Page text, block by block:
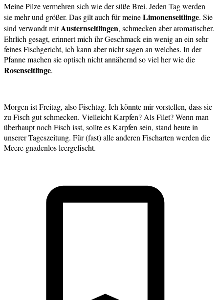
Meine Pilze vermehren sich wie der süße Brei. Jeden Tag werden
sie mehr und größer. Das gilt auch für meineLimonenseitlinge. Sie
sind verwandt mitAusternseitlingen, schmecken aber aromatischer.
Ehrlich gesagt, erinnert mich ihr Geschmack ein wenig an ein sehr
feines Fischgericht, ich kann aber nicht sagen an welches. In der
Pfanne machen sie optisch nicht annähernd so viel her wie die
Rosenseitlinge.
Morgen ist Freitag, also Fischtag. Ich könnte mir vorstellen, dass sie
zu Fisch gut schmecken. Vielleicht Karpfen? Als Filet? Wenn man
überhaupt noch Fisch isst, sollte es Karpfen sein, stand heute in
unserer Tageszeitung. Für (fast) alle anderen Fischarten werden die
Meere gnadenlos leergefischt.